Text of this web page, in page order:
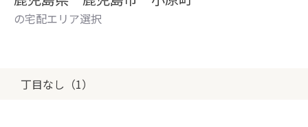
の宅配エリア選択
丁目なし（1）